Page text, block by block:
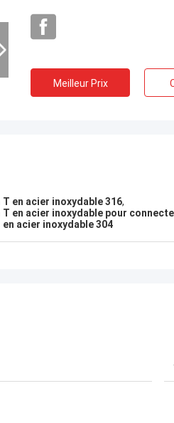
Meilleur Prix
T en acier inoxydable 316,
T en acier inoxydable pour
acier inoxydable 304